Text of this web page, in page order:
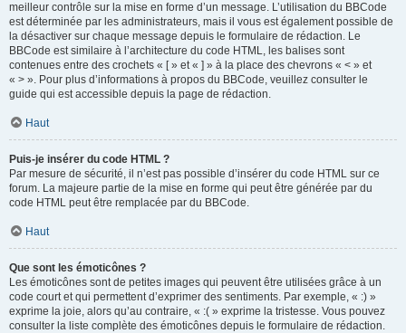
meilleur contrôle sur la mise en forme d’un message. L’utilisation du BBCode
est déterminée par les administrateurs, mais il vous est également possible de
la désactiver sur chaque message depuis le formulaire de rédaction. Le
BBCode est similaire à l’architecture du code HTML, les balises sont
contenues entre des crochets « [ » et « ] » à la place des chevrons « < » et
« > ». Pour plus d’informations à propos du BBCode, veuillez consulter le
guide qui est accessible depuis la page de rédaction.
Haut
Puis-je insérer du code HTML ?
Par mesure de sécurité, il n’est pas possible d’insérer du code HTML sur ce
forum. La majeure partie de la mise en forme qui peut être générée par du
code HTML peut être remplacée par du BBCode.
Haut
Que sont les émoticônes ?
Les émoticônes sont de petites images qui peuvent être utilisées grâce à un
code court et qui permettent d’exprimer des sentiments. Par exemple, « :) »
exprime la joie, alors qu’au contraire, « :( » exprime la tristesse. Vous pouvez
consulter la liste complète des émoticônes depuis le formulaire de rédaction.